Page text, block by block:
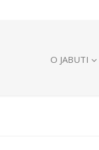
O JABUTI